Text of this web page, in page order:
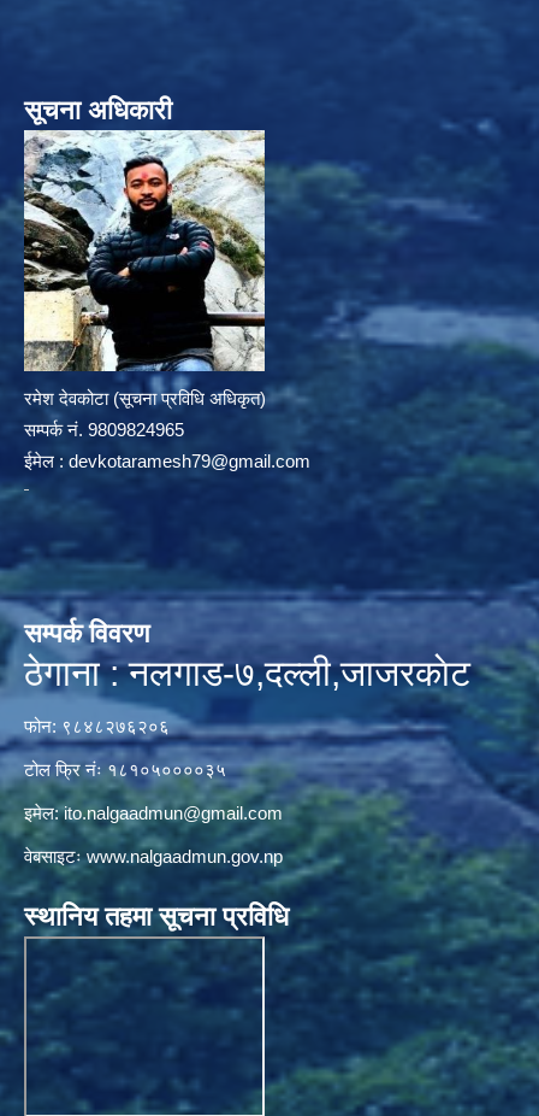
सूचना अधिकारी
रमेश देवकोटा (सूचना प्रविधि अधिकृत)
सम्पर्क न‌ं. 9809824965
ईमेल : devkotaramesh79@gmail.com
सम्पर्क विवरण
ठेगाना : नलगाड-७,दल्ली,जाजरकाेट
फोन: ९८४८२७६२०६
टोल फ्रि नंः १८१०५००००३५
इमेल:ito.nalgaadmun@gmail.com
वेबसाइटःwww.nalgaadmun.gov.np
स्थानिय तहमा सूचना प्रविधि